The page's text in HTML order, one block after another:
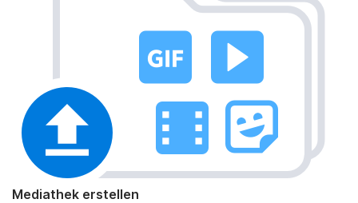
Mediathek erstellen